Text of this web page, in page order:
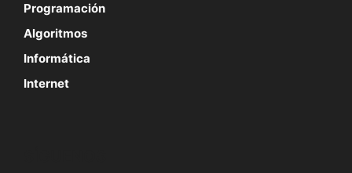
Programación
Algoritmos
Informática
Internet